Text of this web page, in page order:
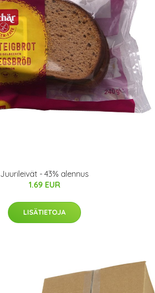
Juurileivät - 43% alennus
1.69 EUR
LISÄTIETOJA